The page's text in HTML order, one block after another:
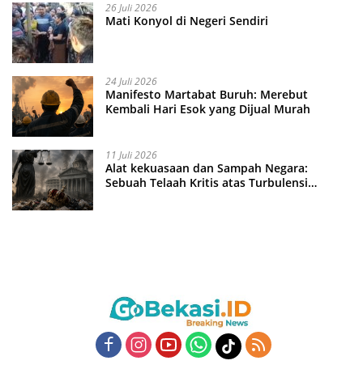
26 Juli 2026
Mati Konyol di Negeri Sendiri
24 Juli 2026
Manifesto Martabat Buruh: Merebut
Kembali Hari Esok yang Dijual Murah
11 Juli 2026
Alat kekuasaan dan Sampah Negara:
Sebuah Telaah Kritis atas Turbulensi